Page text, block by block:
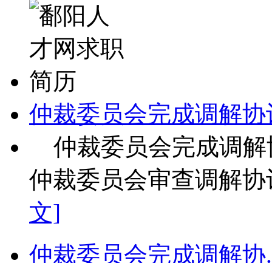
仲裁委员会完成调解
仲裁委员会完成调解
仲裁委员会审查调解
文]
仲裁委员会完成调解协